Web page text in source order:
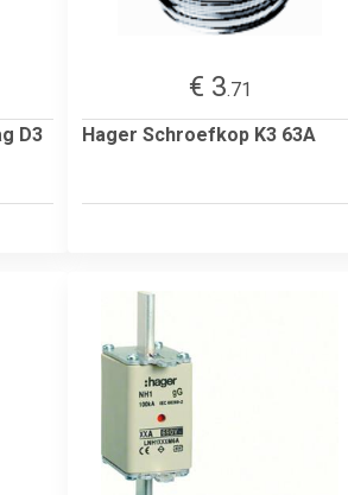
D3
€ 3.71
Hager Schroefkop K3 63A